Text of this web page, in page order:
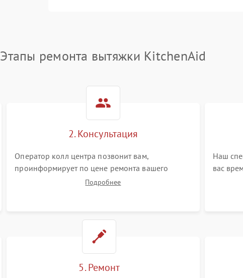
Этапы ремонта вытяжки KitchenAid
2. Консультация
Оператор колл центра позвонит вам,
проинформирует по цене ремонта вашего
вытяжки а также ответит на все ваши вопросы.
Подробнее
Наш
вас
склад
5. Ремонт